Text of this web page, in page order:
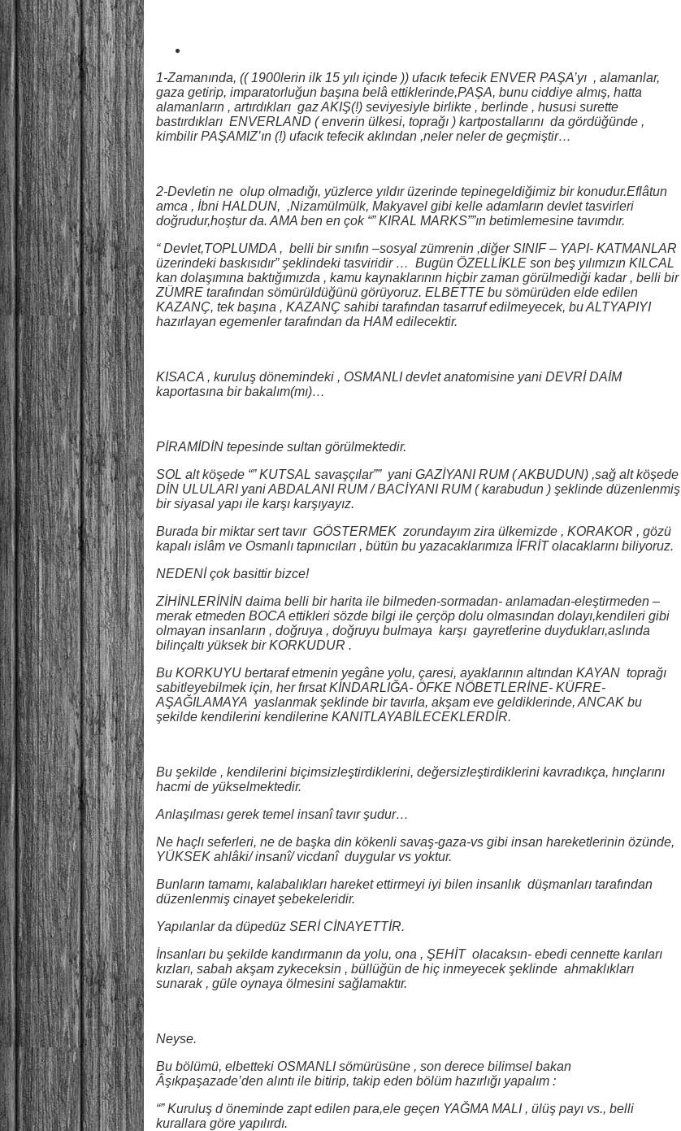
1-Zamanında, (( 1900lerin ilk 15 yılı içinde )) ufacık tefecik ENVER PAŞA’yı , alamanlar,
gaza getirip, imparatorluğun başına belâ ettiklerinde,PAŞA, bunu ciddiye almış, hatta
alamanların , artırdıkları gaz AKIŞ(!) seviyesiyle birlikte , berlinde , hususi surette
bastırdıkları ENVERLAND ( enverin ülkesi, toprağı ) kartpostallarını da gördüğünde ,
kimbilir PAŞAMIZ’ın (!) ufacık tefecik aklından ,neler neler de geçmiştir…
2-Devletin ne olup olmadığı, yüzlerce yıldır üzerinde tepinegeldiğimiz bir konudur.Eflâtun
amca , İbni HALDUN, ,Nizamülmülk, Makyavel gibi kelle adamların devlet tasvirleri
doğrudur,hoştur da. AMA ben en çok “” KIRAL MARKS””ın betimlemesine tavımdır.
“ Devlet,TOPLUMDA , belli bir sınıfın –sosyal zümrenin ,diğer SINIF – YAPI- KATMANLAR
üzerindeki baskısıdır” şeklindeki tasviridir … Bugün ÖZELLİKLE son beş yılımızın KILCAL
kan dolaşımına baktığımızda , kamu kaynaklarının hiçbir zaman görülmediği kadar , belli bir
ZÜMRE tarafından sömürüldüğünü görüyoruz. ELBETTE bu sömürüden elde edilen
KAZANÇ, tek başına , KAZANÇ sahibi tarafından tasarruf edilmeyecek, bu ALTYAPIYI
hazırlayan egemenler tarafından da HAM edilecektir.
KISACA , kuruluş dönemindeki , OSMANLI devlet anatomisine yani DEVRİ DAİM
kaportasına bir bakalım(mı)…
PİRAMİDİN tepesinde sultan görülmektedir.
SOL alt köşede “” KUTSAL savaşçılar”” yani GAZİYANI RUM ( AKBUDUN) ,sağ alt köşede
DİN ULULARI yani ABDALANI RUM / BACİYANI RUM ( karabudun ) şeklinde düzenlenmiş
bir siyasal yapı ile karşı karşıyayız.
Burada bir miktar sert tavır GÖSTERMEK zorundayım zira ülkemizde , KORAKOR , gözü
kapalı islâm ve Osmanlı tapınıcıları , bütün bu yazacaklarımıza İFRİT olacaklarını biliyoruz.
NEDENİ çok basittir bizce!
ZİHİNLERİNİN daima belli bir harita ile bilmeden-sormadan- anlamadan-eleştirmeden –
merak etmeden BOCA ettikleri sözde bilgi ile çerçöp dolu olmasından dolayı,kendileri gibi
olmayan insanların , doğruya , doğruyu bulmaya karşı gayretlerine duydukları,aslında
bilinçaltı yüksek bir KORKUDUR .
Bu KORKUYU bertaraf etmenin yegâne yolu, çaresi, ayaklarının altından KAYAN toprağı
sabitleyebilmek için, her fırsat KİNDARLIĞA- ÖFKE NÖBETLERİNE- KÜFRE-
AŞAĞILAMAYA yaslanmak şeklinde bir tavırla, akşam eve geldiklerinde, ANCAK bu
şekilde kendilerini kendilerine KANITLAYABİLECEKLERDİR.
Bu şekilde , kendilerini biçimsizleştirdiklerini, değersizleştirdiklerini kavradıkça, hınçlarını
hacmi de yükselmektedir.
Anlaşılması gerek temel insanî tavır şudur…
Ne haçlı seferleri, ne de başka din kökenli savaş-gaza-vs gibi insan hareketlerinin özünde,
YÜKSEK ahlâki/ insanî/ vicdanî duygular vs yoktur.
Bunların tamamı, kalabalıkları hareket ettirmeyi iyi bilen insanlık düşmanları tarafından
düzenlenmiş cinayet şebekeleridir.
Yapılanlar da düpedüz SERİ CİNAYETTİR.
İnsanları bu şekilde kandırmanın da yolu, ona , ŞEHİT olacaksın- ebedi cennette karıları
kızları, sabah akşam zykeceksin , büllüğün de hiç inmeyecek şeklinde ahmaklıkları
sunarak , güle oynaya ölmesini sağlamaktır.
Neyse.
Bu bölümü, elbetteki OSMANLI sömürüsüne , son derece bilimsel bakan
Âşıkpaşazade’den alıntı ile bitirip, takip eden bölüm hazırlığı yapalım :
“” Kuruluş d öneminde zapt edilen para,ele geçen YAĞMA MALI , ülüş payı vs., belli
kurallara göre yapılırdı.